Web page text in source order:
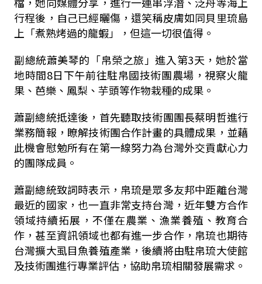
行程後，自己已經曬傷，還笑稱皮膚如同貝里琉島
上「煮熟烤過的龍蝦」，但這一切很值得。
副總統蕭美琴的「帛榮之旅」進入第3天，她於當
地時間8日下午前往駐帛國技術團農場，視察火龍
果、芭樂、鳳梨、芋頭等作物栽種的成果。
蕭副總統抵達後，首先聽取技術團團長蔡明哲進行
業務簡報，瞭解技術團合作計畫的具體成果，並藉
此機會慰勉所有在第一線努力為台灣外交貢獻心力
的團隊成員。
蕭副總統致詞時表示，帛琉是眾多友邦中距離台灣
最近的國家，也一直非常支持台灣，近年雙方合作
領域持續拓展，不僅在農業、漁業養殖、教育合
作，甚至資訊領域也都有進一步合作，帛琉也期待
台灣擴大虱目魚養殖產業，後續將由駐帛琉大使館
及技術團進行專業評估，協助帛琉相關發展需求。